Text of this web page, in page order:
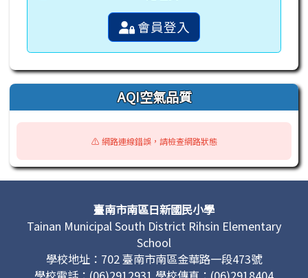
會員登入
AQI空氣品質
⚠️ 網路連線錯誤，請檢查網路狀態
頁尾區域內容臺南市南區日新國民小學
Tainan Municipal South District Rihsin Elementary
School
學校地址：702 臺南市南區金華路一段473號